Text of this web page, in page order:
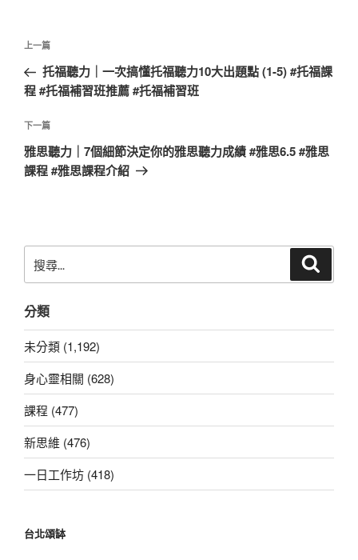
文
導
覽
上
一
篇
章
上一篇
托福聽力｜一次搞懂托福聽力10大出題點 (1-5) #托福課
程 #托福補習班推薦 #托福補習班
下
一
篇
下一篇
雅思聽力｜7個細節決定你的雅思聽力成績 #雅思6.5 #雅思
課程 #雅思課程介紹
尋
鍵
字:
分類
未分類 (1,192)
身心靈相關 (628)
課程 (477)
新思維 (476)
一日工作坊 (418)
台北頌缽